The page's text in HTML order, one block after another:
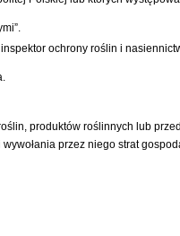
ochrony roślin i
produktów roślinnych lub
przez niego strat